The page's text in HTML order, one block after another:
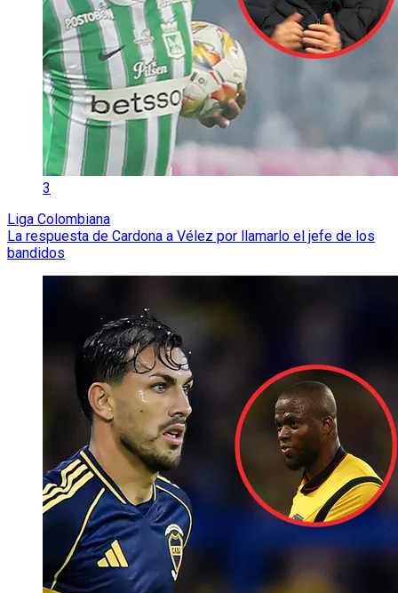
3
Liga Colombiana
La respuesta de Cardona a Vélez por llamarlo el jefe de los
bandidos